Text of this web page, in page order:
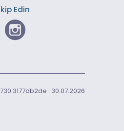
Edin
· 30.07.2026